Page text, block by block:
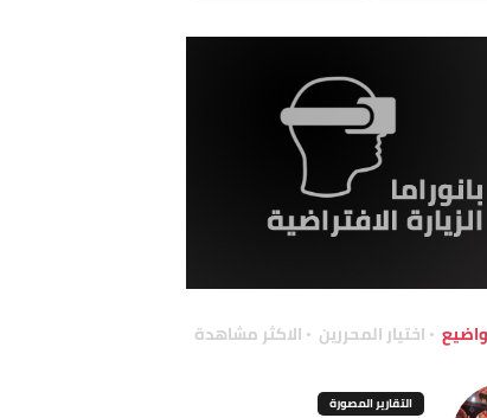
اختيار المحررين الاكثر مشاهدة
التقارير المصورة